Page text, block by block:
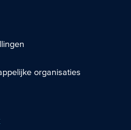
organisaties